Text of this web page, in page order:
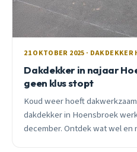
21 OKTOBER 2025 · DAKDEKKER
Dakdekker in najaar
geen klus stopt
Koud weer hoeft
dakdekker in Hoensbroek
december. Ontdek wat wel en